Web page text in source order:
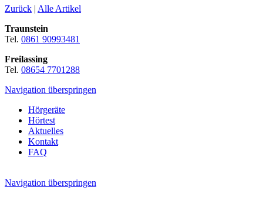
Zurück | Alle Artikel
Traunstein
Tel. 0861 90993481
Freilassing
Tel. 08654 7701288
Navigation überspringen
Hörgeräte
Hörtest
Aktuelles
Kontakt
FAQ
Navigation überspringen